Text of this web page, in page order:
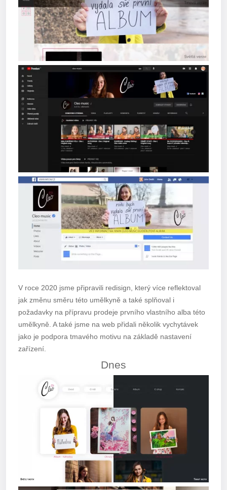
V roce 2020 jsme připravili redisign, který více reflektoval
jak změnu směru této umělkyně a také splňoval i
požadavky na přípravu prodeje prvního vlastního alba této
umělkyně. A také jsme na web přidali několik vychytávek
jako je podpora tmavého motivu na základě nastavení
zařízení.
Dnes